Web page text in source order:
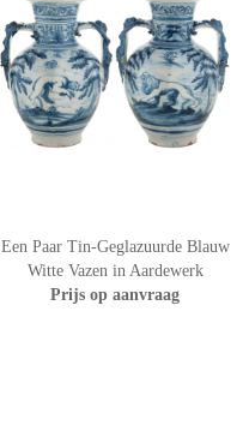
Een Paar Tin-Geglazuurde Blauw
Witte Vazen in Aardewerk
Prijs op aanvraag